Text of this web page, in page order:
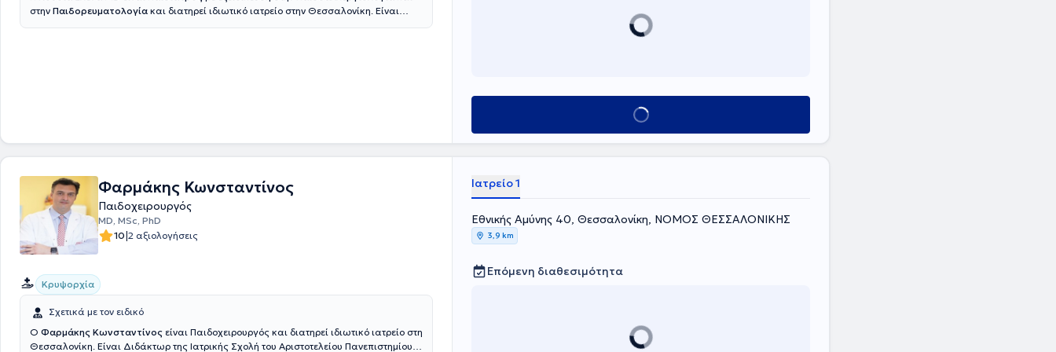
στην Παιδορευματολογία και διατηρεί ιδιωτικό ιατρείο στην Θεσσαλονίκη. Είναι
επιστημονική προσέγγιση τις αντίστοιχες δυσλειτουργίες του ανοσοποιητικού
συστήματος και να προσφέρει εξατομικευμένες λύσεις και θεραπείες για
παιδοαλλεργιολογικές και παιδορευματολογικές παθήσεις.
Κλείσε ραντεβού
Φαρμάκης Κωνσταντίνος
Παιδοχειρουργός
ΜD, MSc, PhD
10|2 αξιολογήσεις
Κρυψορχία
Σχετικά με τον ειδικό
Ο Φαρμάκης Κωνσταντίνος είναι Παιδοχειρουργός και διατηρεί ιδιωτικό ιατρείο στη
Θεσσαλονίκη. Είναι Διδάκτωρ της Ιατρικής Σχολή του Αριστοτελείου Πανεπιστημίου
Ιατρείο 1
Εθνικής Αμύνης 40, Θεσσαλονίκη, ΝΟΜΟΣ ΘΕΣΣΑΛΟΝΙΚΗΣ
3,9 km
Επόμενη διαθεσιμότητα